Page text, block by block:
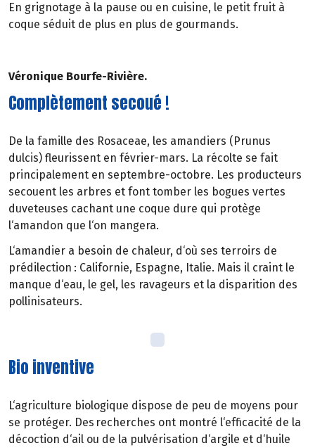
En grignotage à la pause ou en cuisine, le petit fruit à
coque séduit de plus en plus de gourmands.
Véronique Bourfe-Rivière.
Complètement secoué !
De la famille des Rosaceae, les amandiers (Prunus
dulcis) fleurissent en février-mars. La récolte se fait
principalement en septembre-octobre. Les producteurs
secouent les arbres et font tomber les bogues vertes
duveteuses cachant une coque dure qui protège
l‘amandon que l‘on mangera.
L‘amandier a besoin de chaleur, d‘où ses terroirs de
prédilection : Californie, Espagne, Italie. Mais il craint le
manque d‘eau, le gel, les ravageurs et la disparition des
pollinisateurs.
Bio inventive
L‘agriculture biologique dispose de peu de moyens pour
se protéger. Des recherches ont montré l‘efficacité de la
décoction d‘ail ou de la pulvérisation d‘argile et d‘huile